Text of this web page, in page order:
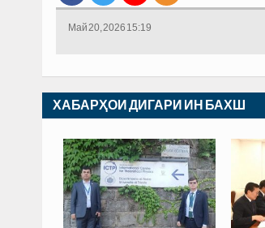
Май 20, 2026 15:19
ХАБАРҲОИ ДИГАРИ ИН БАХШ